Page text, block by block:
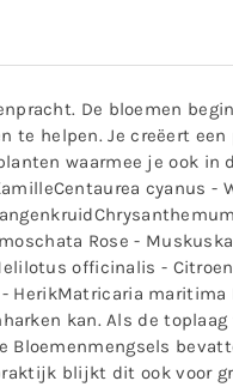
De bloemen
helpen. Je creëert
waarmee je ook in
cyanus -
Rose -
officinalis -
HerikMatricaria maritima
kan. Als de
Bloemenmengsels
blijkt dit ook voor